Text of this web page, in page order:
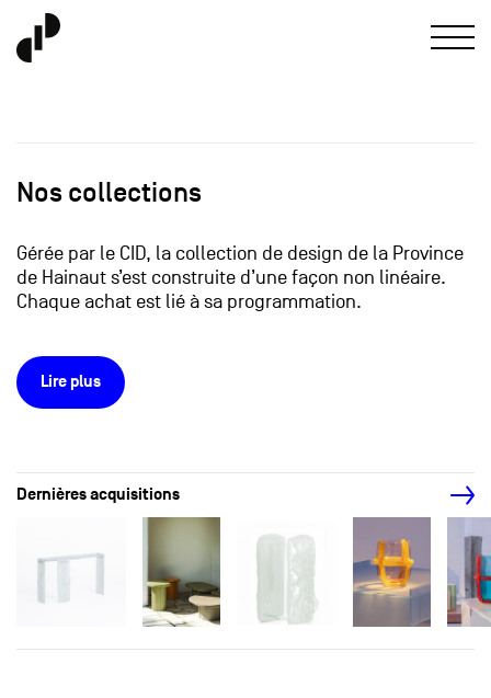
Nos collections
Gérée par le CID, la collection de design de la Province
de Hainaut s’est construite d’une façon non linéaire.
Chaque achat est lié à sa programmation.
Lire plus
Dernières acquisitions